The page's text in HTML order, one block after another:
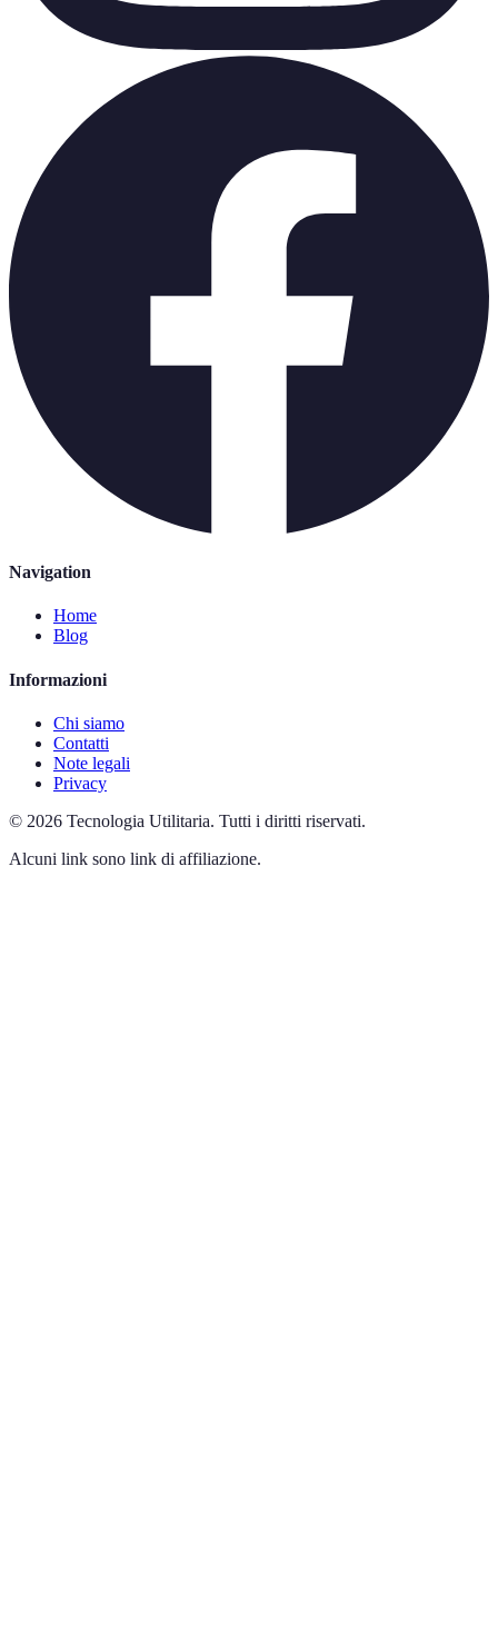
Navigation
Home
Blog
Informazioni
Chi siamo
Contatti
Note legali
Privacy
© 2026 Tecnologia Utilitaria. Tutti i diritti riservati.
Alcuni link sono link di affiliazione.